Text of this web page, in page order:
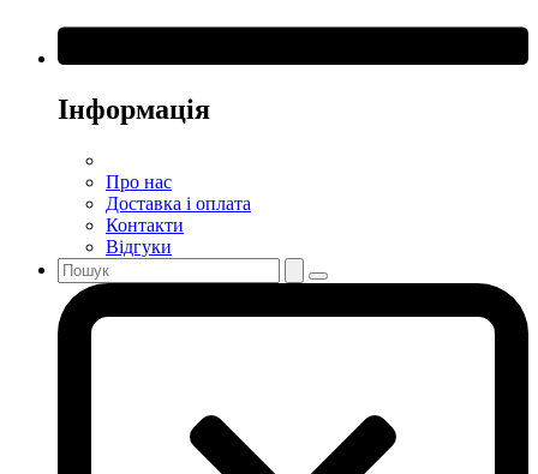
Інформація
Про нас
Доставка і оплата
Контакти
Відгуки